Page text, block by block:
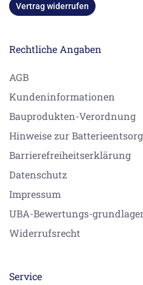
Vertrag widerrufen
Rechtliche Angaben
AGB
Kundeninformationen
Bauprodukten-Verordnung
Hinweise zur
Barrierefreiheitserklärung
Datenschutz
Impressum
UBA-Bewertungs-
Widerrufsrecht
Service